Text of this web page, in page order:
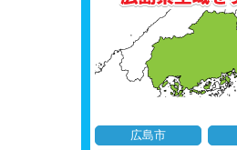
広島市